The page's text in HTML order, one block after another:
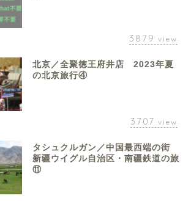
3879 view
北京／全聚徳王府井店 2023年夏
の北京旅行④
3707 view
タシュクルガン／中国最西端の街
新疆ウイグル自治区・南疆鉄道の旅
⑪